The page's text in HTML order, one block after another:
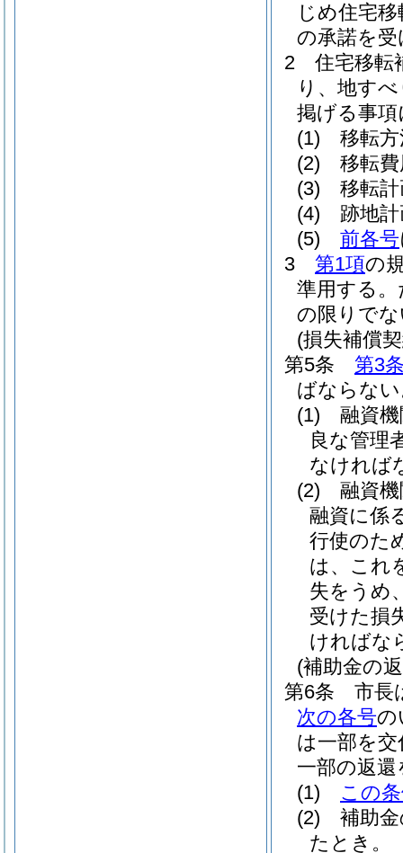
じめ住宅
の承諾を
2
住宅移転
り、地す
掲げる事
(1)
移転
(2)
移転
(3)
移転
(4)
跡地
(5)
前各号
3
第1項の
準用する。
の限りで
(損失補償
第5条
第3
ばならな
(1)
融資
良な管理
なければ
(2)
融資
融資に係
行使のた
は、これ
失をうめ
受けた損
ければな
(補助金の
第6条
市長
次の各号の
は一部を
一部の返
(1)
この
(2)
補助
たとき。